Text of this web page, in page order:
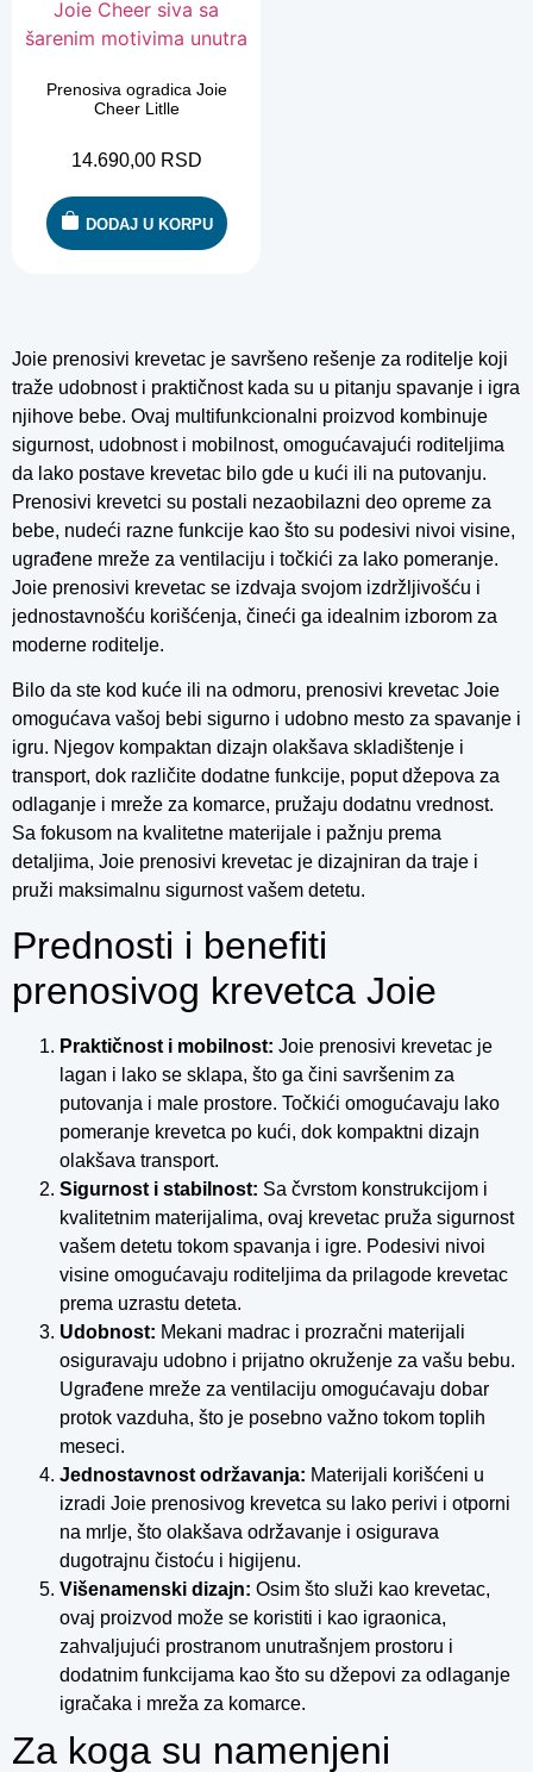
Prenosiva ogradica Joie
Cheer Litlle
14.690,00 RSD
DODAJ U KORPU
Joie prenosivi krevetac je savršeno rešenje za roditelje koji
traže udobnost i praktičnost kada su u pitanju spavanje i igra
njihove bebe. Ovaj multifunkcionalni proizvod kombinuje
sigurnost, udobnost i mobilnost, omogućavajući roditeljima
da lako postave krevetac bilo gde u kući ili na putovanju.
Prenosivi krevetci su postali nezaobilazni deo opreme za
bebe, nudeći razne funkcije kao što su podesivi nivoi visine,
ugrađene mreže za ventilaciju i točkići za lako pomeranje.
Joie prenosivi krevetac se izdvaja svojom izdržljivošću i
jednostavnošću korišćenja, čineći ga idealnim izborom za
moderne roditelje.
Bilo da ste kod kuće ili na odmoru, prenosivi krevetac Joie
omogućava vašoj bebi sigurno i udobno mesto za spavanje i
igru. Njegov kompaktan dizajn olakšava skladištenje i
transport, dok različite dodatne funkcije, poput džepova za
odlaganje i mreže za komarce, pružaju dodatnu vrednost.
Sa fokusom na kvalitetne materijale i pažnju prema
detaljima, Joie prenosivi krevetac je dizajniran da traje i
pruži maksimalnu sigurnost vašem detetu.
Prednosti i benefiti
prenosivog krevetca Joie
Praktičnost i mobilnost: Joie prenosivi krevetac je
lagan i lako se sklapa, što ga čini savršenim za
putovanja i male prostore. Točkići omogućavaju lako
pomeranje krevetca po kući, dok kompaktni dizajn
olakšava transport.
Sigurnost i stabilnost: Sa čvrstom konstrukcijom i
kvalitetnim materijalima, ovaj krevetac pruža sigurnost
vašem detetu tokom spavanja i igre. Podesivi nivoi
visine omogućavaju roditeljima da prilagode krevetac
prema uzrastu deteta.
Udobnost: Mekani madrac i prozračni materijali
osiguravaju udobno i prijatno okruženje za vašu bebu.
Ugrađene mreže za ventilaciju omogućavaju dobar
protok vazduha, što je posebno važno tokom toplih
meseci.
Jednostavnost održavanja: Materijali korišćeni u
izradi Joie prenosivog krevetca su lako perivi i otporni
na mrlje, što olakšava održavanje i osigurava
dugotrajnu čistoću i higijenu.
Višenamenski dizajn: Osim što služi kao krevetac,
ovaj proizvod može se koristiti i kao igraonica,
zahvaljujući prostranom unutrašnjem prostoru i
dodatnim funkcijama kao što su džepovi za odlaganje
igračaka i mreža za komarce.
Za koga su namenjeni